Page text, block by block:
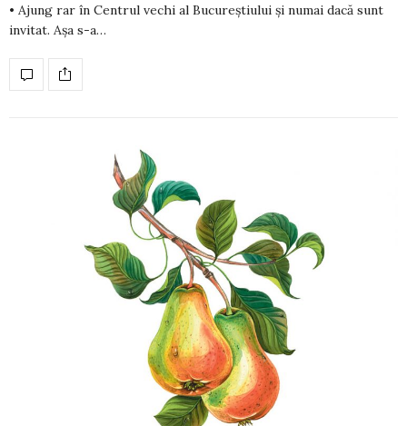
• Ajung rar în Centrul vechi al Bucureștiului și numai dacă sunt
invitat. Așa s-a…